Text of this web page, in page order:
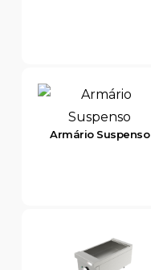
Armário Suspenso